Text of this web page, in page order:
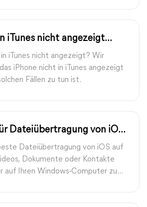
iTunes nicht angezeigt
10/11
iTunes nicht angezeigt? Wir
iPhone nicht in iTunes angezeigt
Fällen zu tun ist.
Dateiübertragung von iOS
und sicher
Dateiübertragung von iOS auf
Dokumente oder Kontakte
auf Ihren Windows-Computer zu